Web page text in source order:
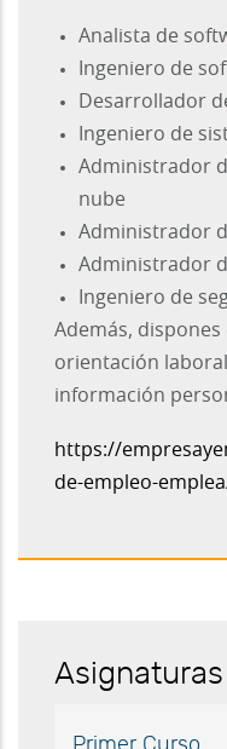
Analista de
Ingeniero de
Desarrollador
Ingeniero de
Administrador
nube
Administrador
Administrador
Ingeniero de
Además,
orientación
información
https://
de-empleo-
Asignaturas